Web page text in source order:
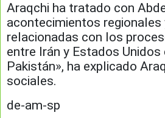
Araqchi ha tratado con
acontecimientos
relacionadas con los
entre Irán y Estados
Pakistán», ha explicado
sociales.
de-am-sp